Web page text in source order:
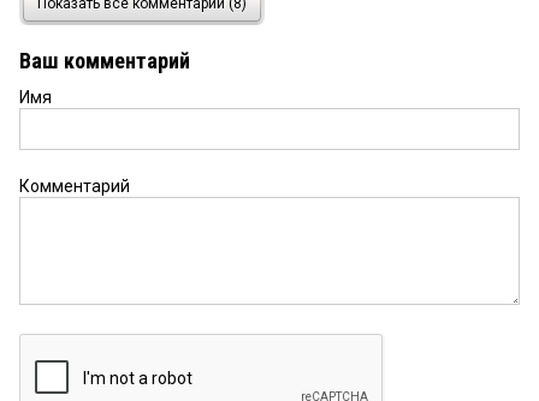
Прошу прощения, одно уточнение — «Ленинский
дервиш 30 июня 2026 в 13:11:
передача — «Университет миллионов», тогда её
никто не критиковал, коммунисты не понимали,
или ром с прессованным мясом или мидиями в
остром соусе, получите незабываемое
Показать все комментарии (8)
Ваш комментарий
Имя
Комментарий